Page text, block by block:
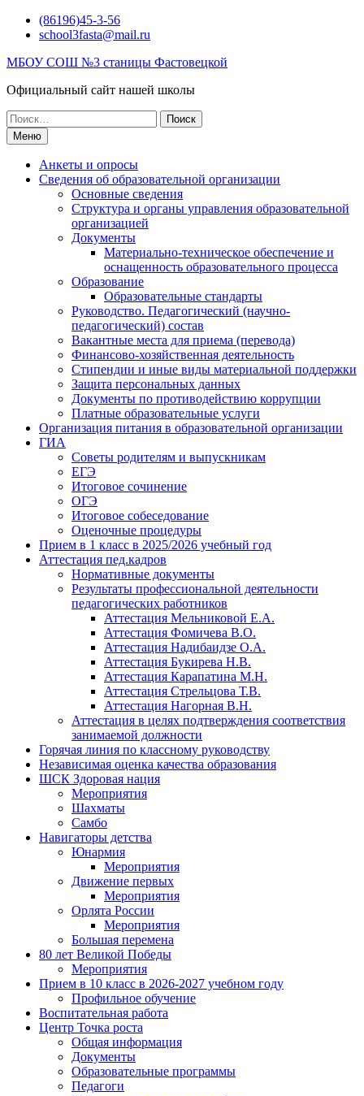
Перейти(86196)45-3-56
school3fasta@mail.ru
МБОУ СОШ №3 станицы Фастовецкой
Официальный сайт нашей школы
Поиск
по:Меню
Анкеты и опросы
Сведения об образовательной организации
Основные сведения
Структура и органы управления образовательной
организацией
Документы
Материально-техническое обеспечение и
оснащенность образовательного процесса
Образование
Образовательные стандарты
Руководство. Педагогический (научно-
педагогический) состав
Вакантные места для приема (перевода)
Финансово-хозяйственная деятельность
Стипендии и иные виды материальной поддержки
Защита персональных данных
Документы по противодействию коррупции
Платные образовательные услуги
Организация питания в образовательной организации
ГИА
Советы родителям и выпускникам
ЕГЭ
Итоговое сочинение
ОГЭ
Итоговое собеседование
Оценочные процедуры
Прием в 1 класс в 2025/2026 учебный год
Аттестация пед.кадров
Нормативные документы
Результаты профессиональной деятельности
педагогических работников
Аттестация Мельниковой Е.А.
Аттестация Фомичева В.О.
Аттестация Надибаидзе О.А.
Аттестация Букирева Н.В.
Аттестация Карапатина М.Н.
Аттестация Стрельцова Т.В.
Аттестация Нагорная В.Н.
Аттестация в целях подтверждения соответствия
занимаемой должности
Горячая линия по классному руководству
Независимая оценка качества образования
ШСК Здоровая нация
Мероприятия
Шахматы
Самбо
Навигаторы детства
Юнармия
Мероприятия
Движение первых
Мероприятия
Орлята России
Мероприятия
Большая перемена
80 лет Великой Победы
Мероприятия
Прием в 10 класс в 2026-2027 учебном году
Профильное обучение
Воспитательная работа
Центр Точка роста
Общая информация
Документы
Образовательные программы
Педагоги